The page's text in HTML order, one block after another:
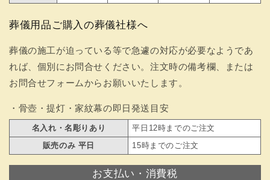
葬儀用品ご購入の葬儀社様へ
葬儀の施工が迫っている等で急遽の対応が必要なようであ
れば、個別にお問合せください。注文時の備考欄、または
お問合せフォームからお願いいたします。
・骨壺・提灯・家紋幕の即日発送目安
名入れ・名彫りあり
平日12時までのご注文
販売のみ 平日
15時までのご注文
お支払い・消費税